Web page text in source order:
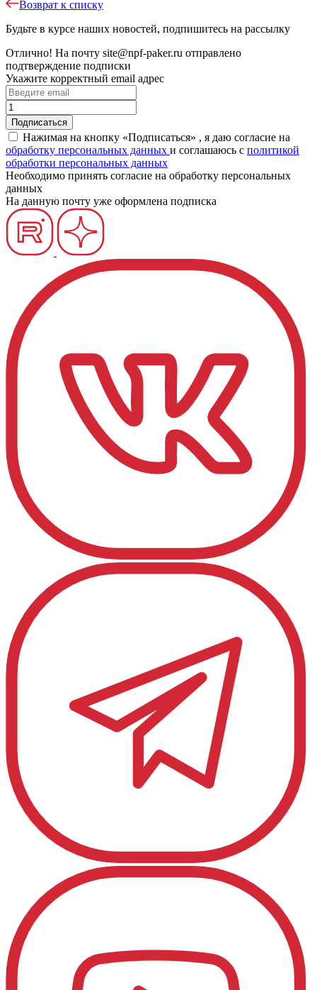
Возврат к списку
Будьте в курсе наших новостей, подпишитесь на рассылку
Отлично! На почту site@npf-paker.ru отправлено
подтверждение подписки
Укажите корректный email адрес
Нажимая на кнопку «Подписаться» , я даю согласие на
обработку персональных данных и соглашаюсь c политикой
обработки персональных данных
Необходимо принять согласие на обработку персональных
данных
На данную почту уже оформлена подписка